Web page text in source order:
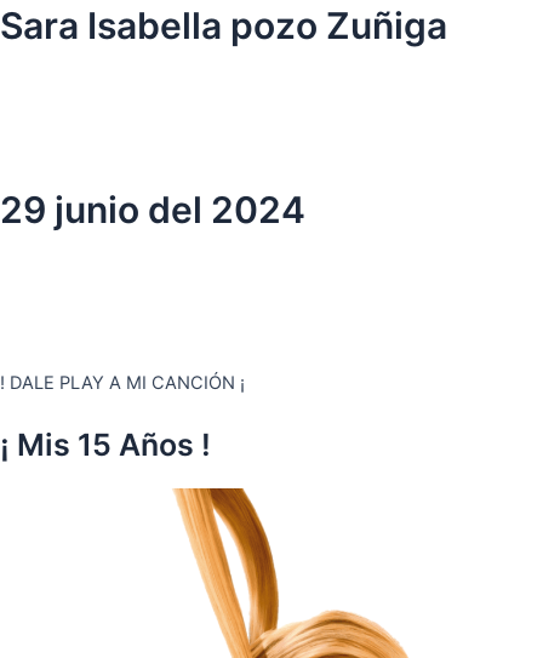
Ir
al
Sara Isabella pozo Zuñiga
29 junio del 2024
! DALE PLAY A MI CANCIÓN ¡
¡ Mis 15 Años !